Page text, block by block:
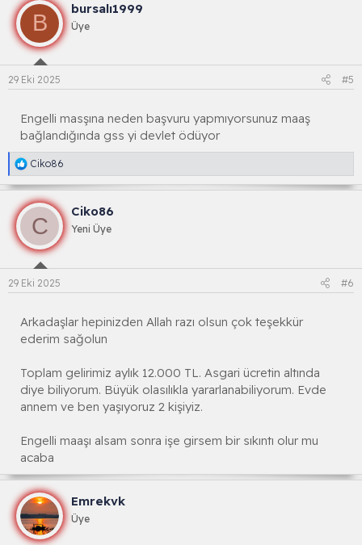
s
y
o
n
l
a
:
B
bursalı1999
Üye
29 Eki 2025 #5
Engelli masşına neden başvuru yapmıyorsunuz maaş
bağlandığında gss yi devlet ödüyor
R
e
a
k
y
o
n
l
a
:
Ciko86
C
Ciko86
Yeni Üye
29 Eki 2025 #6
Arkadaşlar hepinizden Allah razı olsun çok teşekkür
ederim sağolun
Toplam gelirimiz aylık 12.000 TL. Asgari ücretin altında
diye biliyorum. Büyük olasılıkla yararlanabiliyorum. Evde
annem ve ben yaşıyoruz 2 kişiyiz.
Engelli maaşı alsam sonra işe girsem bir sıkıntı olur mu
acaba
Emrekvk
Üye